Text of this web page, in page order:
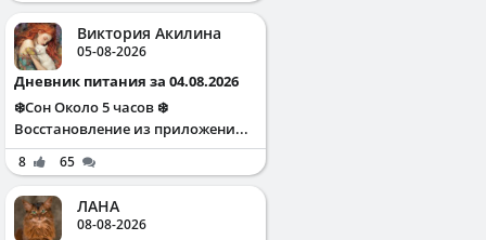
Виктория Акилина
05-08-2026
Дневник питания за 04.08.2026
❄️Сон Около 5 часов ❄️
Восстановление из приложени...
8 65
ЛАНА
08-08-2026